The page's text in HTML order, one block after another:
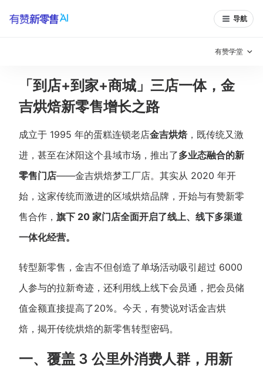
导航
有赞学堂
有赞说增长
私域日历 增长方法
有赞说案例拆解 有赞专家说
面对面聊增长
有赞春季发布会 实干家直播间
AllValue
增长产品指南
智库 产品场景库
「到店+到家+商城」三店一体，金
吉烘焙新零售增长之路
成立于 1995 年的蛋糕连锁老店金吉烘焙，既传统又激
进，甚至在沭阳这个县域市场，推出了多业态融合的新
零售门店——金吉烘焙梦工厂店。其实从 2020 年开
始，这家传统而激进的区域烘焙品牌，开始与有赞新零
售合作， 旗下 20 家门店全面开启了线上、线下多渠道
一体化经营。
转型新零售，金吉不但创造了单场活动吸引超过 6000
人参与的拉新奇迹，还利用线上线下会员通，把会员储
值金额直接提高了20%。今天，有赞说对话金吉烘
焙，揭开传统烘焙的新零售转型密码。
一、覆盖 3 公里外消费人群，用新